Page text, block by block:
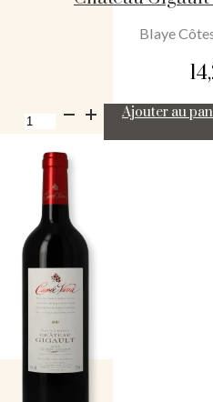
Blaye
quantité
de
Gigault
Cuvée
Viva
2016
Ajouter au